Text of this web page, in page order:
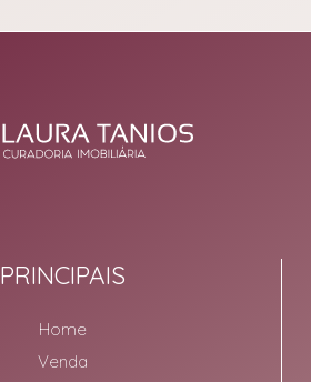
PRINCIPAIS
Home
Venda